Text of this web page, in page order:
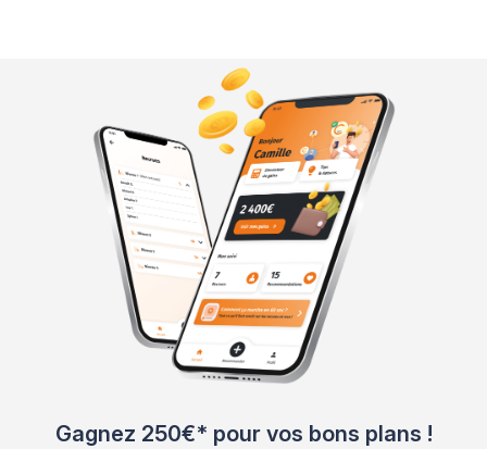
Gagnez 250€* pour vos bons plans !